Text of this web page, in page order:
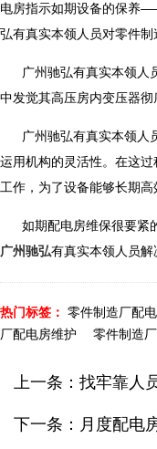
电房指示如期设备的保养
弘有真实本领人员对零件制
广州驰弘有真实本领人
中发觉其高压房内变压器彻
广州驰弘有真实本领人
运用机构的灵活性。在这
工作，为了设备能够长期高
如期配电房维保很要紧
广州驰弘有真实本领人员解
热门标签： 零件制造厂配
厂配电房维护
零件制造
上一条： 找牢靠人员提议
下一条： 月度配电房维护